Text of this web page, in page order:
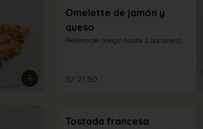
Omelette de jamón y
queso
Relleno de (elegir hasta 2 opciones)
S/ 21.50
Tostada francesa